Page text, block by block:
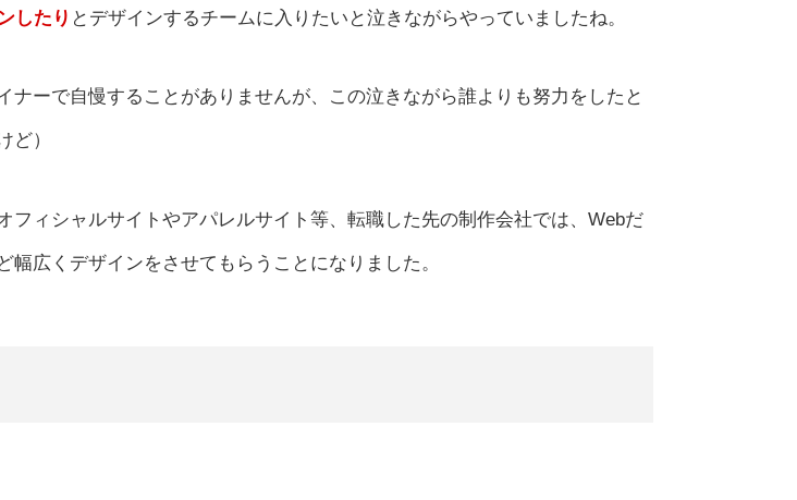
したり とデザインするチームに入りたいと泣きながらやっていましたね。
ーで自慢することがありませんが、この泣きながら誰よりも努力をしたと
ど）
ィシャルサイトやアパレルサイト等、転職した先の制作会社では、Webだ
広くデザインをさせてもらうことになりました。